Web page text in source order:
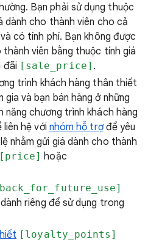
Bạn phải sử dụng thuộc
dành cho thành viên cho cả
có tính phí. Bạn không được
viên bằng thuộc tính giá
đãi [sale_price] .
trình khách hàng thân thiết
gia và bạn bán hàng ở những
năng chương trình khách hàng
hệ với nhóm hỗ trợđể yêu
nhằm gửi giá dành cho thành
[price] hoặc
riêng để sử dụng trong
[loyalty_points]